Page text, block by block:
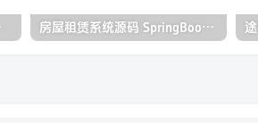
码 房屋租赁系统源码 SpringBoot + Vue 实现全功能解析